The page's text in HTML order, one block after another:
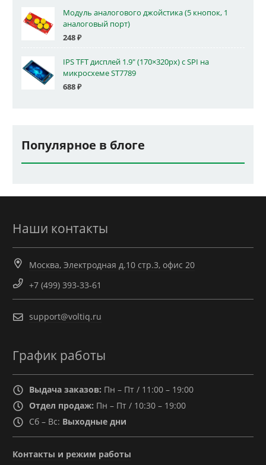
Модуль аналогового джойстика (5 кнопок, 1
аналоговый порт)
248₽
IPS TFT дисплей 1.9" (170×320px) с SPI на
микросхеме ST7789
688₽
Популярное в блоге
Наши контакты
Москва, Электродная д.10 стр.3, офис 20
+7 (499) 393-33-61
support@voltiq.ru
График работы
Выдача заказов: Пн – Пт / 11:00 – 19:00
Отдел продаж: Пн – Пт / 10:30 – 19:00
Сб – Вс: Выходные дни
Контакты и режим работы